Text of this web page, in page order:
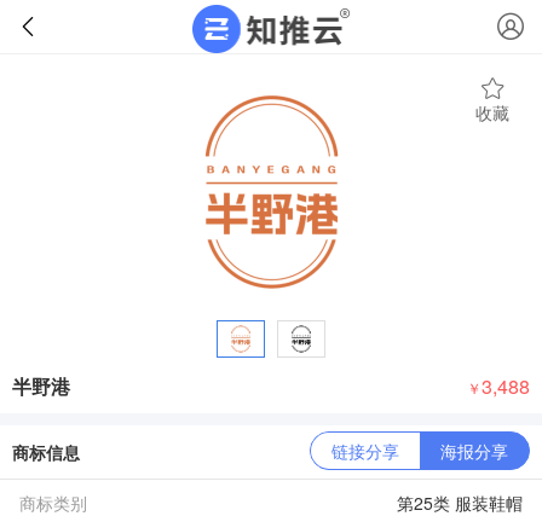
收藏
半野港 ￥3,488
商标信息 链接分享 海报分享
商标类别
第25类 服装鞋帽